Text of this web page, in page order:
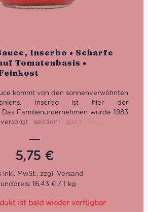
Inserbo • Scharfe
Tomatenbasis •
kommt von den sonnenverwöhnten
Inserbo ist hier der
Das Familienunternehmen wurde 1983
seitdem ganz Italien, und
nach originaler Rezeptur. Die Tomaten
auce stammen aus den
Sarnese Nocerino, Monti Lattari als
des Vesuvs.
350 g
5,75 €
16,43 € / 1 kg
ist bald wieder verfügbar